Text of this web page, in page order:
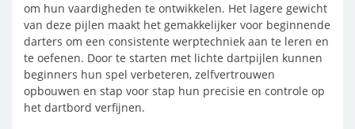
om hun vaardigheden te ontwikkelen. Het lagere gewicht
van deze pijlen maakt het gemakkelijker voor beginnende
darters om een consistente werptechniek aan te leren en
te oefenen. Door te starten met lichte dartpijlen kunnen
beginners hun spel verbeteren, zelfvertrouwen
opbouwen en stap voor stap hun precisie en controle op
het dartbord verfijnen.